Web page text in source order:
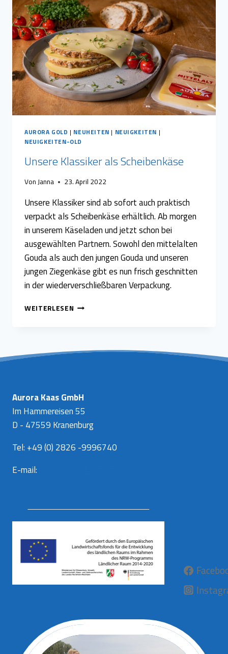
AURORA GOLD | NEUHEITEN | NEUIGKEITEN |
NEUIGKEITEN-OLD
Unsere Klassiker als Scheibenkäse
Von Janna 23. April 2022
Unsere Klassiker sind ab sofort auch praktisch
verpackt als Scheibenkäse erhältlich. Ab morgen
in unserem Käseladen und jetzt schon bei
ausgewählten Partnern. Sowohl den mittelalten
Gouda als auch den jungen Gouda und unseren
jungen Ziegenkäse gibt es nun frisch geschnitten
in der wiederverschließbaren Verpackung.
WEITERLESEN UNSERE
Aurora Kaas GmbH
Im Hammereisen 55
D - 47559 Kranenburg
Tel: +49 (0) 2826 -9996740
E-mail: